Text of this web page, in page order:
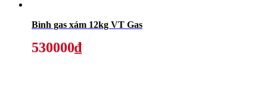
Bình gas xám 12kg VT Gas
530000₫